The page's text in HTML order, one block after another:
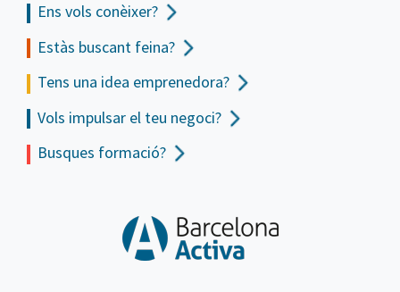
Ens vols conèixer?
Estàs buscant feina?
Tens una idea emprenedora?
Vols impulsar el teu negoci?
Busques formació?